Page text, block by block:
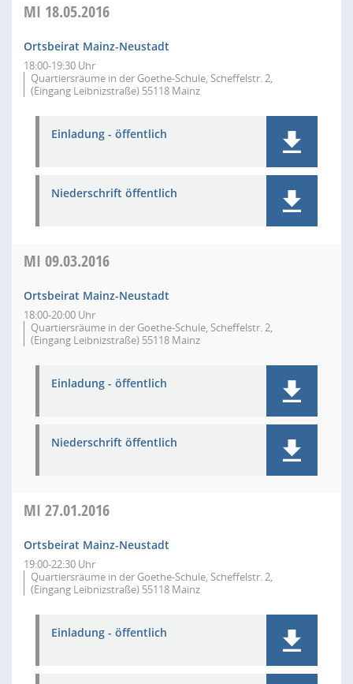
MI 18.05.2016
Ortsbeirat Mainz-Neustadt
18:00-19:30 Uhr
Quartiersräume in der Goethe-Schule, Scheffelstr. 2,
(Eingang Leibnizstraße) 55118 Mainz
Einladung - öffentlich
Niederschrift öffentlich
MI 09.03.2016
Ortsbeirat Mainz-Neustadt
18:00-20:00 Uhr
Quartiersräume in der Goethe-Schule, Scheffelstr. 2,
(Eingang Leibnizstraße) 55118 Mainz
Einladung - öffentlich
Niederschrift öffentlich
MI 27.01.2016
Ortsbeirat Mainz-Neustadt
19:00-22:30 Uhr
Quartiersräume in der Goethe-Schule, Scheffelstr. 2,
(Eingang Leibnizstraße) 55118 Mainz
Einladung - öffentlich